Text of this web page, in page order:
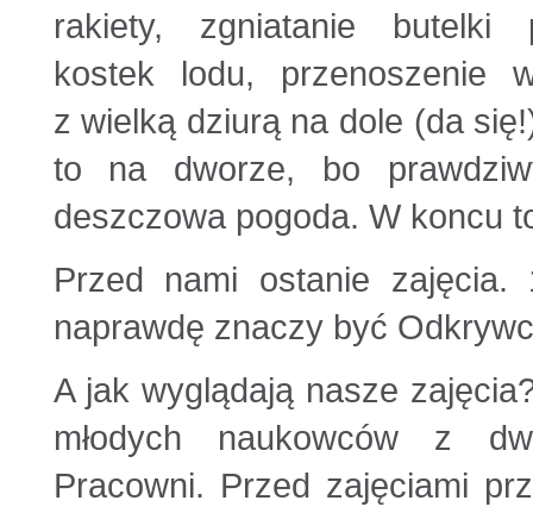
rakiety, zgniatanie butelki
kostek lodu, przenoszenie
z wielką dziurą na dole (da
to na dworze, bo
deszczowa pogoda. W koncu
Przed nami ostanie
naprawdę znaczy być
A jak wyglądają nasze
młodych naukowców z
Pracowni. Przed zajęciami